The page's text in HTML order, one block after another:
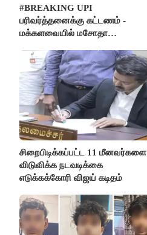
#BREAKING UPI
பரிவர்த்தனைக்கு கட்டணம் -
மக்களவையில் மசோதா
சிறைபிடிக்கப்பட்ட 11 மீனவர்களை
விடுவிக்க நடவடிக்கை
எடுக்கக்கோரி விஜய் கடிதம்